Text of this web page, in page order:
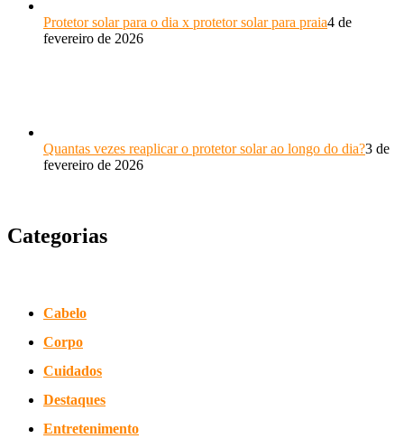
Protetor solar para o dia x protetor solar para praia4 de
fevereiro de 2026
Quantas vezes reaplicar o protetor solar ao longo do dia?3 de
fevereiro de 2026
Categorias
Cabelo
Corpo
Cuidados
Destaques
Entretenimento